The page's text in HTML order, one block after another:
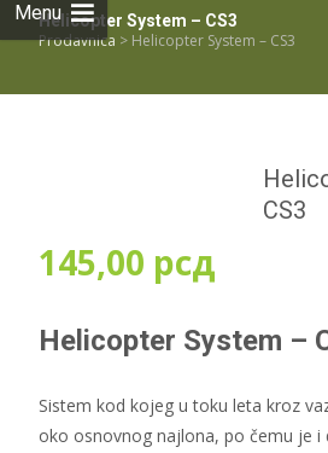
MenuHelicopter System – CS3
Prodavnica > Helicopter System – CS3
CS3
145,00 рсд
Helicopter System –
Sistem kod kojeg u toku leta kroz
oko osnovnog najlona, po čemu je i